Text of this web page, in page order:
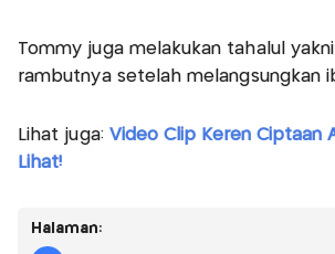
Tommy juga melakukan tahalul
rambutnya setelah melangsungkan
Lihat juga: Video Clip Keren Ciptaan
Lihat!
Halaman: